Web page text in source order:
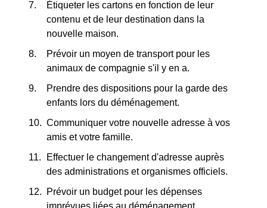
Étiqueter les cartons en fonction de leur
contenu et de leur destination dans la
nouvelle maison.
Prévoir un moyen de transport pour les
animaux de compagnie s'il y en a.
Prendre des dispositions pour la garde des
enfants lors du déménagement.
Communiquer votre nouvelle adresse à vos
amis et votre famille.
Effectuer le changement d'adresse auprès
des administrations et organismes officiels.
Prévoir un budget pour les dépenses
imprévues liées au déménagement.